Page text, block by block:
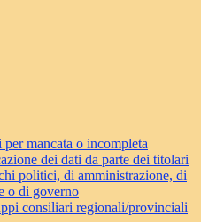
per mancata o incompleta
dei dati da parte dei titolari
politici, di amministrazione, di
o di governo
consiliari regionali/provinciali